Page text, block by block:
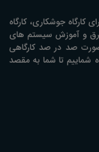
کارگاه جوشکاری، کارگاه
برق و آموزش سیستم های
صد در صد کارگاهی
شماییم تا شما به مقصد